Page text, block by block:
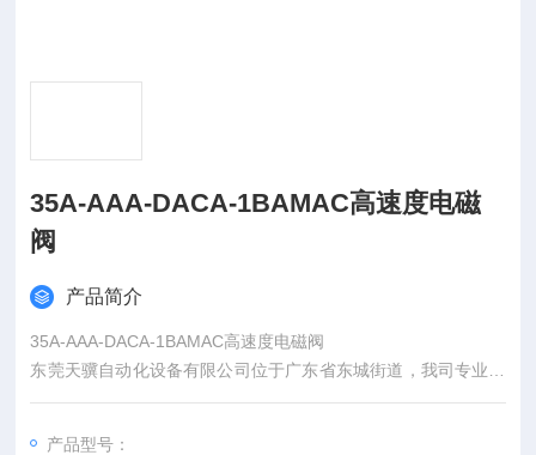
35A-AAA-DACA-1BAMAC高速度电磁
阀
产品简介
35A-AAA-DACA-1BAMAC高速度电磁阀
东莞天骥自动化设备有限公司位于广东省东城街道，我司专业从
事气动元件、仪表、电器产品销售与服务，服务于制药、食品、
产品型号：